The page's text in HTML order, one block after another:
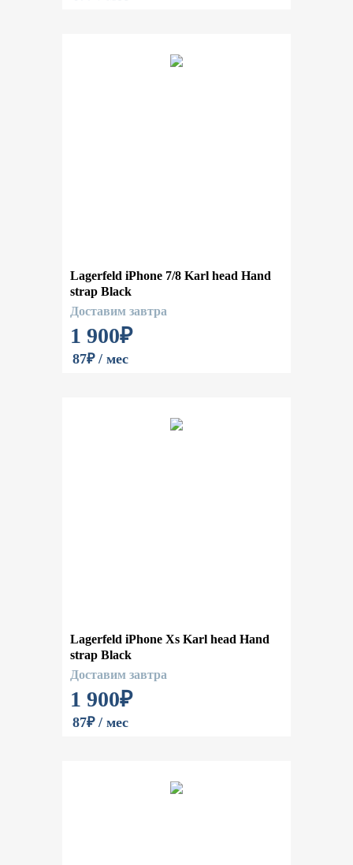
Lagerfeld iPhone 7/8 Karl head Hand
strap Black
Доставим завтра
1 900₽
87₽ / мес
Lagerfeld iPhone Xs Karl head Hand
strap Black
Доставим завтра
1 900₽
87₽ / мес